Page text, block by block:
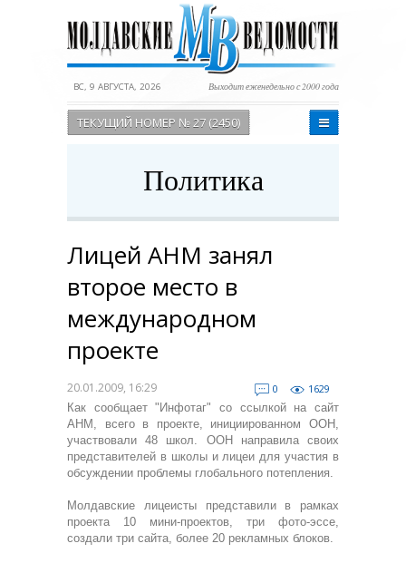
ВС, 9 АВГУСТА, 2026 Выходит еженедельно с 2000 года
ТЕКУЩИЙ НОМЕР № 27 (2450)
Политика
Лицей АНМ занял
второе место в
международном
проекте
20.01.2009, 16:29 0
1629
Как сообщает "Инфотаг" со ссылкой на сайт
АНМ, всего в проекте, инициированном ООН,
участвовали 48 школ. ООН направила своих
представителей в школы и лицеи для участия в
обсуждении проблемы глобального потепления.
Молдавские лицеисты представили в рамках
проекта 10 мини-проектов, три фото-эссе,
создали три сайта, более 20 рекламных блоков.